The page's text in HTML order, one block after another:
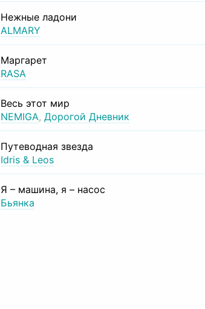
Нежные ладони
ALMARY
Маргарет
RASA
Весь этот мир
NEMIGA, Дорогой Дневник
Путеводная звезда
Idris & Leos
Я – машина, я – насос
Бьянка